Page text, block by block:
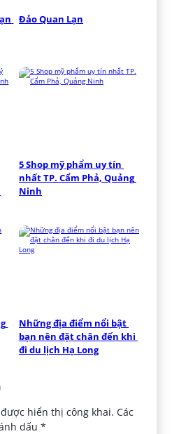
Đảo Quan Lạn
5 Shop mỹ phẩm uy tín
nhất TP. Cẩm Phả, Quảng
Ninh
Những địa điểm nổi bật
bạn nên đặt chân đến khi
đi du lịch Hạ Long
hiển thị công khai. Các
dấu*